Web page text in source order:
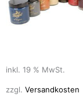
inkl. 19 % MwSt.
zzgl. Versandkosten